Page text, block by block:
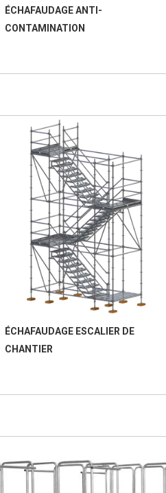
ÉCHAFAUDAGE ANTI-
CONTAMINATION
ÉCHAFAUDAGE ESCALIER DE
CHANTIER